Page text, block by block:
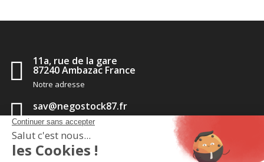
11a, rue de la gare
87240 Ambazac France
Notre adresse
sav@negostock87.fr
Contactez-nous
05 55 56 35 14
Appelez-nous